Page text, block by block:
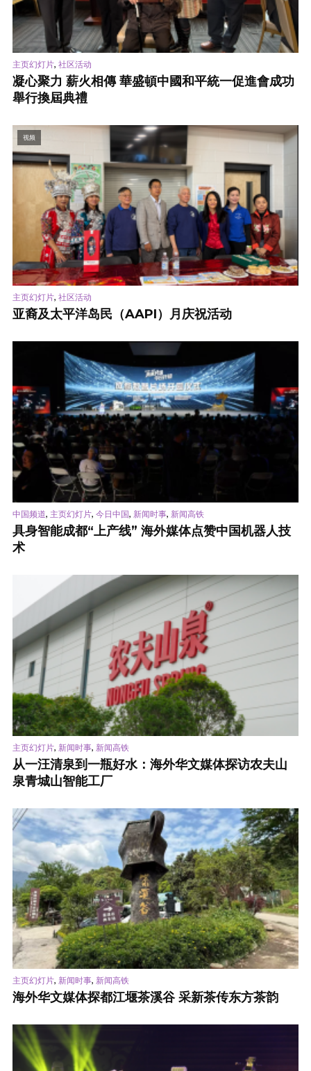
主页幻灯片, 社区活动
凝心聚力 薪火相傳 華盛頓中國和平統一促進會成功
舉行換屆典禮
视频
主页幻灯片, 社区活动
亚裔及太平洋岛民（AAPI）月庆祝活动
中国频道, 主页幻灯片, 今日中国, 新闻时事, 新闻高铁
具身智能成都“上产线” 海外媒体点赞中国机器人技
术
主页幻灯片, 新闻时事, 新闻高铁
从一汪清泉到一瓶好水：海外华文媒体探访农夫山
泉青城山智能工厂
主页幻灯片, 新闻时事, 新闻高铁
海外华文媒体探都江堰茶溪谷 采新茶传东方茶韵